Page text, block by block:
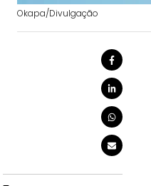
Okapa/Divulgação